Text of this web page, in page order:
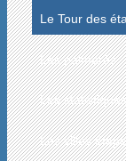
Le Tour des
Les palmarès
Les statistiques
Les villes